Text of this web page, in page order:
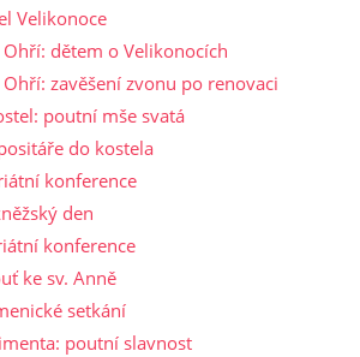
Velikonoce
dětem o Velikonocích
zavěšení zvonu po renovaci
poutní mše svatá
do kostela
konference
den
konference
ke sv. Anně
setkání
poutní slavnost